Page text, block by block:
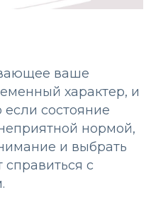
ваше
характер, и
состояние
нормой,
и выбрать
справиться с